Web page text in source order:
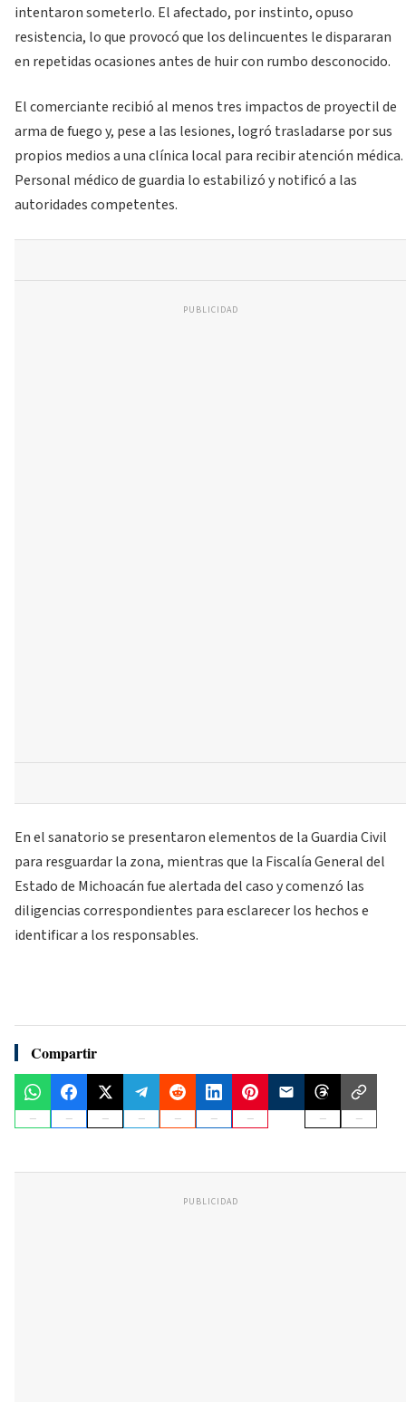
intentaron someterlo. El afectado, por instinto, opuso
resistencia, lo que provocó que los delincuentes le dispararan
en repetidas ocasiones antes de huir con rumbo desconocido.
El comerciante recibió al menos tres impactos de proyectil de
arma de fuego y, pese a las lesiones, logró trasladarse por sus
propios medios a una clínica local para recibir atención médica.
Personal médico de guardia lo estabilizó y notificó a las
autoridades competentes.
PUBLICIDAD
En el sanatorio se presentaron elementos de la Guardia Civil
para resguardar la zona, mientras que la Fiscalía General del
Estado de Michoacán fue alertada del caso y comenzó las
diligencias correspondientes para esclarecer los hechos e
identificar a los responsables.
Compartir
PUBLICIDAD